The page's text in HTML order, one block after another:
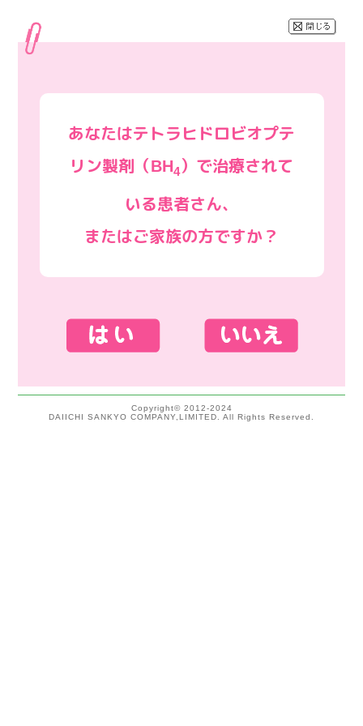
あなたはテトラヒドロビオプテ
リン製剤（BH4 ）で治療されて
いる患者さん、
またはご家族の方ですか？
Copyright© 2012-2024
DAIICHI SANKYO COMPANY,LIMITED. All Rights Reserved.